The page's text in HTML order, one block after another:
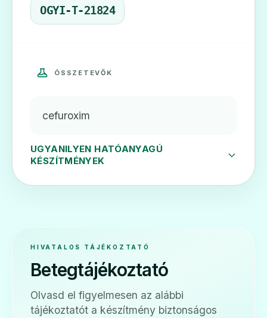
Furocef 250 mg filmtabletta
💊
Furocef 500 mg filmtabletta
Ár: —
OGYI-T-21824
ÖSSZETEVŐK
cefuroxim
UGYANILYEN HATÓANYAGÚ
KÉSZÍTMÉNYEK
HIVATALOS TÁJÉKOZTATÓ
Betegtájékoztató
Olvasd el figyelmesen az alábbi
tájékoztatót a készítmény biztonságos